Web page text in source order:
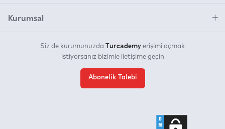
Kurumsal
Siz de kurumunuzda Turcademy erişimi açmak
istiyorsanız bizimle iletişime geçin
Abonelik Talebi